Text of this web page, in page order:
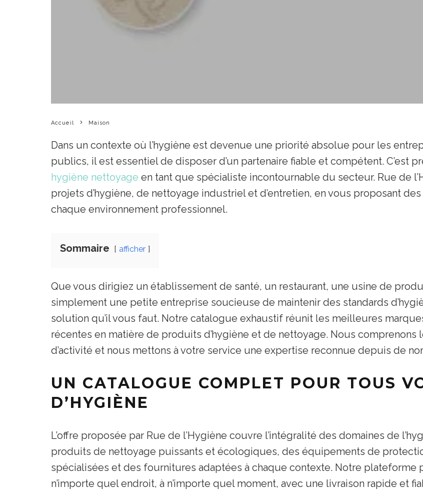
Accueil Maison
Dans un contexte où l’hygiène est devenue une priorité absolue pour les
publics, il est essentiel de disposer d’un partenaire fiable et compétent. C’est
hygiène nettoyage en tant que spécialiste incontournable du secteur. Rue de
projets d’hygiène, de nettoyage industriel et d’entretien, en vous proposant
chaque environnement professionnel.
Sommaire afficher
Que vous dirigiez un établissement de santé, un restaurant, une usine de
simplement une petite entreprise soucieuse de maintenir des standards
solution qu’il vous faut. Notre catalogue exhaustif réunit les meilleures
récentes en matière de produits d’hygiène et de nettoyage. Nous
d’activité et nous mettons à votre service une expertise reconnue depuis de
UN CATALOGUE COMPLET POUR TOUS
D’HYGIÈNE
L’offre proposée par Rue de l’Hygiène couvre l’intégralité des domaines de
produits de nettoyage puissants et écologiques, des équipements de
spécialisées et des fournitures adaptées à chaque contexte. Notre
n’importe quel endroit, à n’importe quel moment, avec une livraison rapide et